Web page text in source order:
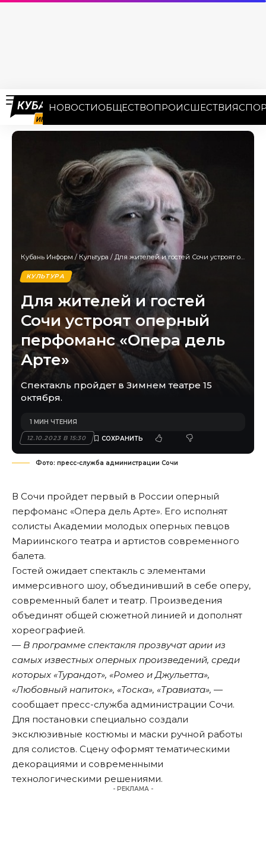
НОВОСТИОБЩЕСТВОПРОИСШЕСТВИЯ
Кубань Информ / Культура / Для жителей и гостей Сочи устроят оперный перфоманс «Опера дель Арте»
КУЛЬТУРА
Для жителей и гостей
Сочи устроят оперный
перфоманс «Опера дель
Арте»
Спектакль пройдет в Зимнем театре 15
октября.
12.10.2023 В 15:30
1 МИН ЧТЕНИЯ
Фото: пресс-служба администрации Сочи
В Сочи пройдет первый в России оперный
перфоманс «Опера дель Арте». Его исполнят
солисты Академии молодых оперных певцов
Мариинского театра и артистов современного
балета.
Гостей ожидает спектакль с элементами
иммерсивного шоу, объединивший в себе оперу,
современный балет и театр. Произведения
объединят общей сюжетной линией и дополнят
хореографией.
— В программе спектакля прозвучат арии из
самых известных оперных произведений, среди
которых «Турандот», «Ромео и Джульетта»,
«Любовный напиток», «Тоска», «Травиата», —
сообщает пресс-служба администрации Сочи.
Для постановки специально создали
эксклюзивные костюмы и маски ручной работы
для солистов. Сцену оформят тематическими
декорациями и современными
технологическими решениями.
- РЕКЛАМА -